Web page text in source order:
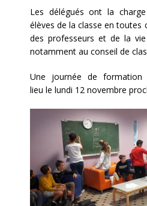
Les délégués ont la
élèves de la classe en toutes
des professeurs et de la
notamment au conseil de
Une journée de formation
lieu le lundi 12 novembre